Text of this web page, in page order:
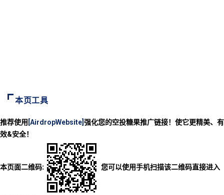
本页工具
推荐使用 [AirdropWebsite] 强化您的空投糖果推广链接！使它更精美、有
效&安全！
本页面二维码: 您可以使用手机扫描该二维码直接进入